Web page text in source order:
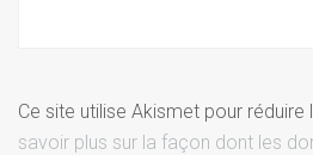
Ce site utilise Akismet pour réduire
savoir plus sur la façon dont les